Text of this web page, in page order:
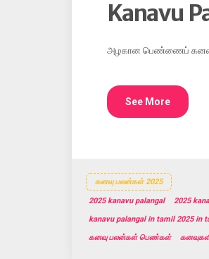
Kanavu
அழகான பெண்ணைப் கனவில்
See More
கனவு பலன்கள் 2025
2025 kanavu palangal 2025
kanavu palangal in tamil 2025 in
கனவு பலன்கள் பெண்கள்